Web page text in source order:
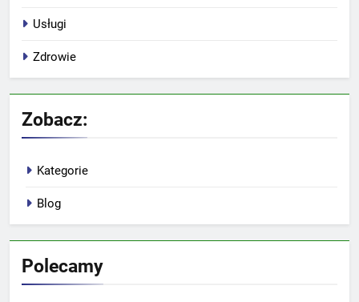
Usługi
Zdrowie
Zobacz:
Kategorie
Blog
Polecamy